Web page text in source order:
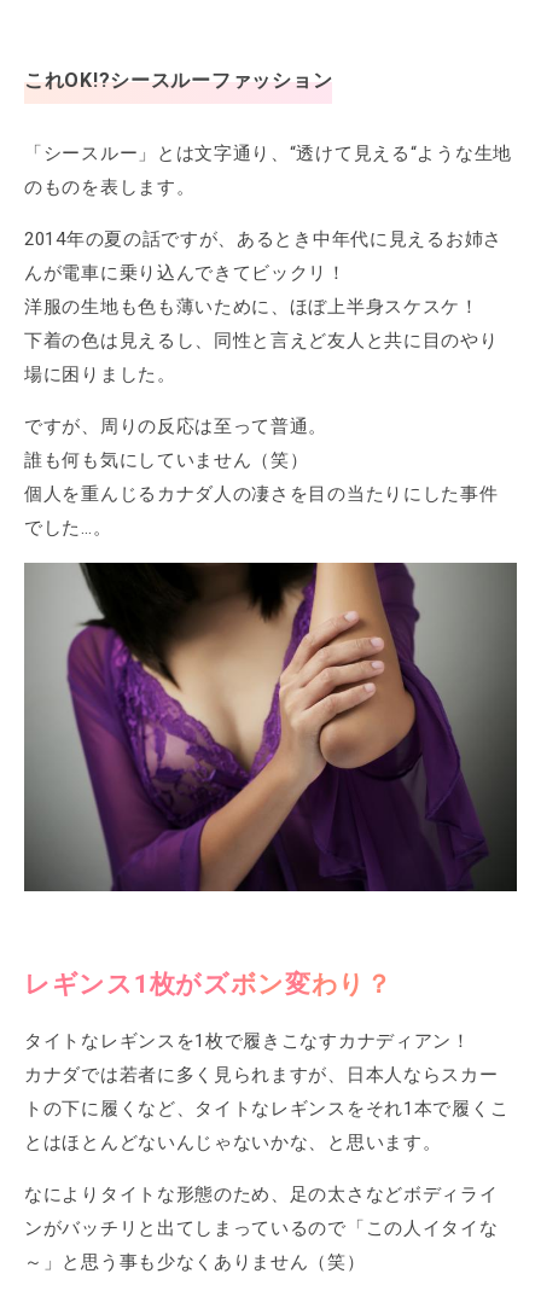
これOK!?シースルーファッション
「シースルー」とは文字通り、“透けて見える“ような生地
のものを表します。
2014年の夏の話ですが、あるとき中年代に見えるお姉さ
んが電車に乗り込んできてビックリ！
洋服の生地も色も薄いために、ほぼ上半身スケスケ！
下着の色は見えるし、同性と言えど友人と共に目のやり
場に困りました。
ですが、周りの反応は至って普通。
誰も何も気にしていません（笑）
個人を重んじるカナダ人の凄さを目の当たりにした事件
でした…。
レギンス1枚がズボン変わり？
タイトなレギンスを1枚で履きこなすカナディアン！
カナダでは若者に多く見られますが、日本人ならスカー
トの下に履くなど、タイトなレギンスをそれ1本で履くこ
とはほとんどないんじゃないかな、と思います。
なによりタイトな形態のため、足の太さなどボディライ
ンがバッチリと出てしまっているので「この人イタイな
～」と思う事も少なくありません（笑）